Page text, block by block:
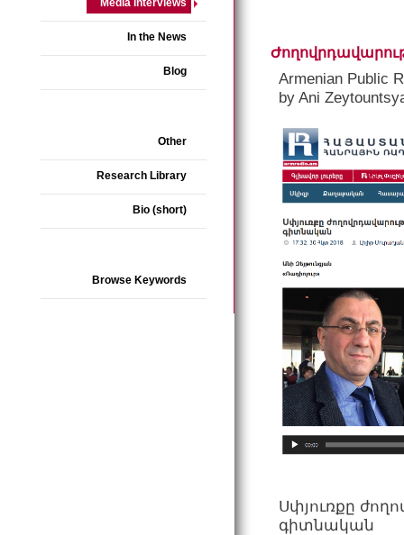
Media interviews
In the News
Blog
Other
Research Library
Bio (short)
Browse Keywords
Armenian Public
by Ani
Սփյուռքը
գիտնական